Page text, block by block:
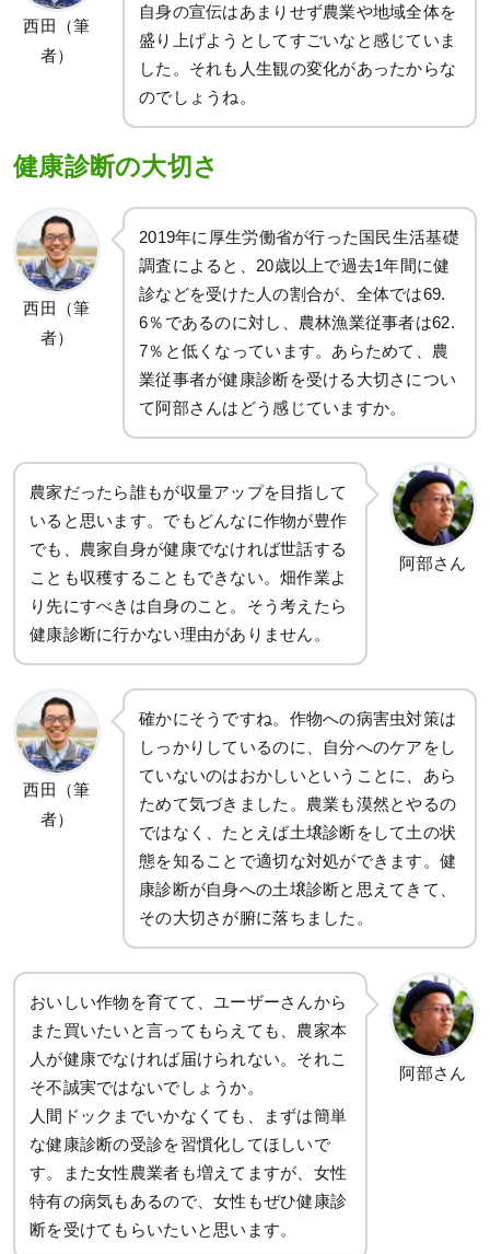
西田（筆
者）
自身の宣伝はあまりせず農業や地域全体を
盛り上げようとしてすごいなと感じていま
した。それも人生観の変化があったからな
のでしょうね。
健康診断の大切さ
西田（筆
者）
2019年に厚生労働省が行った国民生活基礎
調査によると、20歳以上で過去1年間に健
診などを受けた人の割合が、全体では69.
6％であるのに対し、農林漁業従事者は62.
7％と低くなっています。あらためて、農
業従事者が健康診断を受ける大切さについ
て阿部さんはどう感じていますか。
農家だったら誰もが収量アップを目指して
いると思います。でもどんなに作物が豊作
でも、農家自身が健康でなければ世話する
ことも収穫することもできない。畑作業よ
り先にすべきは自身のこと。そう考えたら
健康診断に行かない理由がありません。
阿部さん
西田（筆
者）
確かにそうですね。作物への病害虫対策は
しっかりしているのに、自分へのケアをし
ていないのはおかしいということに、あら
ためて気づきました。農業も漠然とやるの
ではなく、たとえば土壌診断をして土の状
態を知ることで適切な対処ができます。健
康診断が自身への土壌診断と思えてきて、
その大切さが腑に落ちました。
おいしい作物を育てて、ユーザーさんから
また買いたいと言ってもらえても、農家本
人が健康でなければ届けられない。それこ
そ不誠実ではないでしょうか。
人間ドックまでいかなくても、まずは簡単
な健康診断の受診を習慣化してほしいで
す。また女性農業者も増えてますが、女性
特有の病気もあるので、女性もぜひ健康診
断を受けてもらいたいと思います。
阿部さん